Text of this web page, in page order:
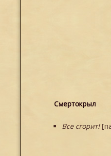
Смертокрыл
Все сгорит!